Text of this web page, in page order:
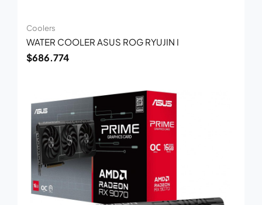
Coolers
WATER COOLER ASUS ROG RYUJIN I
$686.774